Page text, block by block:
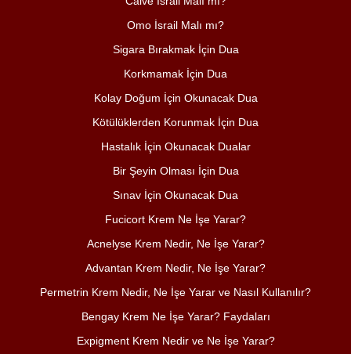
Omo İsrail Malı mı?
Sigara Bırakmak İçin Dua
Korkmamak İçin Dua
Kolay Doğum İçin Okunacak Dua
Kötülüklerden Korunmak İçin Dua
Hastalık İçin Okunacak Dualar
Bir Şeyin Olması İçin Dua
Sınav İçin Okunacak Dua
Fucicort Krem Ne İşe Yarar?
Acnelyse Krem Nedir, Ne İşe Yarar?
Advantan Krem Nedir, Ne İşe Yarar?
Permetrin Krem Nedir, Ne İşe Yarar ve Nasıl Kullanılır?
Bengay Krem Ne İşe Yarar? Faydaları
Expigment Krem Nedir ve Ne İşe Yarar?